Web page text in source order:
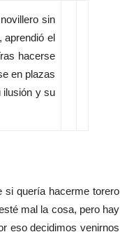
sin
aprendió el
hacerse
en plazas
ilusión y su
si quería hacerme torero
mal la cosa, pero hay
eso decidimos venirnos